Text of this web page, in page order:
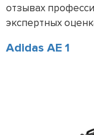
отзывах
экспертных
Adidas AE 1